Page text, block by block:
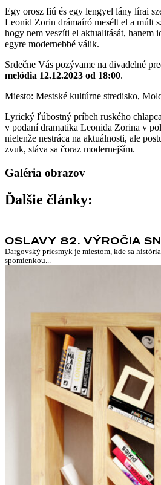
Egy orosz fiú és egy lengyel lány lírai
Leonid Zorin drámaíró mesélt el a múlt
hogy nem veszíti el aktualitását, hanem
egyre modernebbé válik.
Srdečne Vás pozývame na divadelné
melódia 12.12.2023 od 18:00.
Miesto: Mestské kultúrne stredisko,
Lyrický ľúbostný príbeh ruského
v podaní dramatika Leonida Zorina v
nielenže nestráca na aktuálnosti, ale
zvuk, stáva sa čoraz modernejším.
Galéria obrazov
Ďalšie články:
OSLAVY 82. VÝROČIA
Dargovský priesmyk je miestom, kde sa
spomienkou...